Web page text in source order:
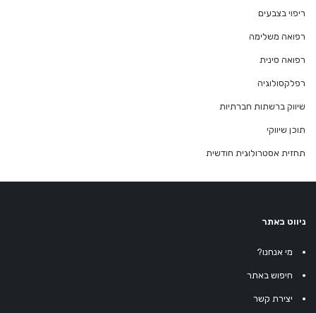
ריפוי בצבעים
רפואה משלימה
רפואה סינית
רפלקסולוגיה
שיווק ברשתות חברתיות
תוכן שיווקי
תחזית אסטרולוגית חודשית
ניווט באתר
מי אנחנו?
חיפוש באתר
יצירת קשר